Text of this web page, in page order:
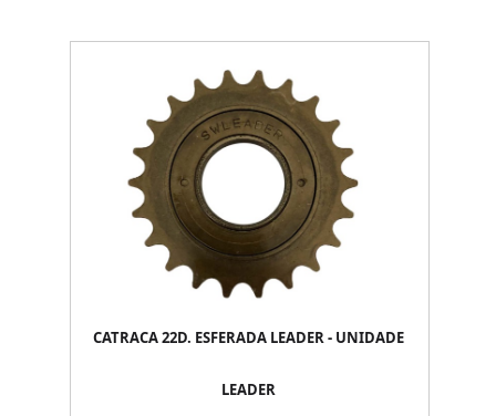
CATRACA 22D. ESFERADA LEADER - UNIDADE
LEADER